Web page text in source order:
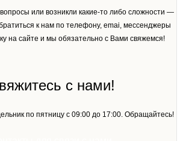
или возникли какие-то либо сложности —
к нам по телефону, emai, мессенджеры
на сайте и мы обязательно с Вами свяжемся!
с нами!
по пятницу с 09:00 до 17:00. Обращайтесь!